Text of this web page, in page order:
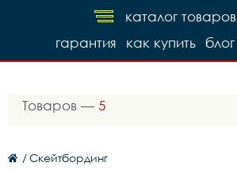
каталог товаров
блог
как купить
гарантия
Товаров — 5
/Скейтбординг